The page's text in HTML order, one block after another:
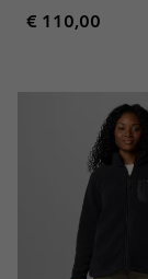
Regular price:
€ 110,00